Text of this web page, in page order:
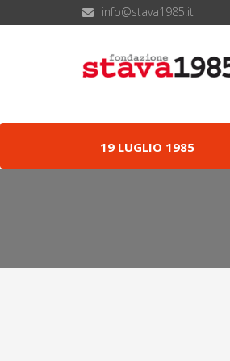
info@stava1985.it
19 LUGLIO 1985